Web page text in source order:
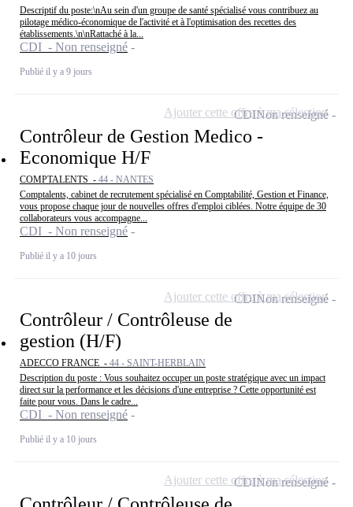
Descriptif du poste:\nAu sein d'un groupe de santé spécialisé vous contribuez au
pilotage médico-économique de l'activité et à l'optimisation des recettes des
établissements.\n\nRattaché à la...
CDI - Non renseigné
Publié il y a 9 jours
Contrôleur de Gestion Medico -
Economique H/F
COMPTALENTS - 44 - NANTES
Comptalents, cabinet de recrutement spécialisé en Comptabilité, Gestion et Finance,
vous propose chaque jour de nouvelles offres d'emploi ciblées. Notre équipe de 30
collaborateurs vous accompagne...
CDI - Non renseigné
Publié il y a 10 jours
CDINon renseigné
Ajouter cette offre à ma sélection
Contrôleur / Contrôleuse de
gestion (H/F)
ADECCO FRANCE - 44 - SAINT-HERBLAIN
Description du poste : Vous souhaitez occuper un poste stratégique avec un impact
direct sur la performance et les décisions d'une entreprise ? Cette opportunité est
faite pour vous. Dans le cadre...
CDI - Non renseigné
Publié il y a 10 jours
CDINon renseigné
Ajouter cette offre à ma sélection
CDINon renseigné
Ajouter cette offre à ma sélection